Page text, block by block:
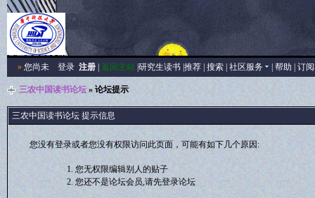
»您尚未 登录 注册| 返回主站| 研究生读书| 推荐| 搜索| 社区服务 帮助 订
三农中国读书论坛» 论坛提示
三农中国读书论坛 提示信息
您没有登录或者您没有权限访问此页面，可能有如下几个原因:
您无权限编辑别人的贴子
您还不是论坛会员,请先登录论坛